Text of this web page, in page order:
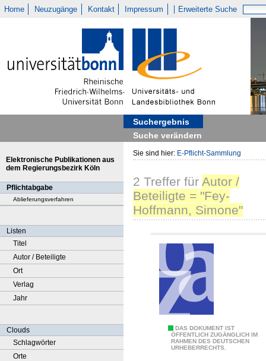
Home Neuzugänge Kontakt Impressum Erweiterte Suche
Suchergebnis
Suche verändern
Elektronische Publikationen aus
dem Regierungsbezirk Köln
Pflichtabgabe
Ablieferungsverfahren
Listen
Titel
Autor / Beteiligte
Ort
Verlag
Jahr
Clouds
Schlagwörter
Orte
Sie sind hier: E-Pflicht-Sammlung
2 Treffer für Autor /
Beteiligte = "Fey-
Hoffmann, Simone"
DAS DOKUMENT IST
ÖFFENTLICH ZUGÄNGLICH IM
RAHMEN DES DEUTSCHEN
URHEBERRECHTS.
G